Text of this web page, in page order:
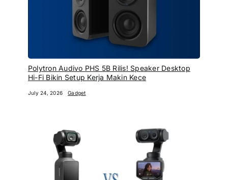
Polytron Audivo PHS 5B Rilis! Speaker Desktop
Hi-Fi Bikin Setup Kerja Makin Kece
July 24, 2026 Gadget